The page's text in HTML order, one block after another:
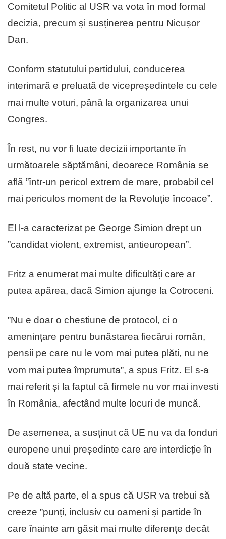
Comitetul Politic al USR va vota în mod formal
decizia, precum și susținerea pentru Nicușor
Dan.
Conform statutului partidului, conducerea
interimară e preluată de vicepreședintele cu cele
mai multe voturi, până la organizarea unui
Congres.
În rest, nu vor fi luate decizii importante în
următoarele săptămâni, deoarece România se
află ”într-un pericol extrem de mare, probabil cel
mai periculos moment de la Revoluție încoace”.
El l-a caracterizat pe George Simion drept un
”candidat violent, extremist, antieuropean”.
Fritz a enumerat mai multe dificultăți care ar
putea apărea, dacă Simion ajunge la Cotroceni.
”Nu e doar o chestiune de protocol, ci o
amenințare pentru bunăstarea fiecărui român,
pensii pe care nu le vom mai putea plăti, nu ne
vom mai putea împrumuta”, a spus Fritz. El s-a
mai referit și la faptul că firmele nu vor mai investi
în România, afectând multe locuri de muncă.
De asemenea, a susținut că UE nu va da fonduri
europene unui președinte care are interdicție în
două state vecine.
Pe de altă parte, el a spus că USR va trebui să
creeze ”punți, inclusiv cu oameni și partide în
care înainte am găsit mai multe diferențe decât